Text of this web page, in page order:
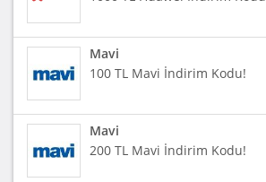
Mavi
100 TL Mavi İndirim Kodu!
Mavi
200 TL Mavi İndirim Kodu!